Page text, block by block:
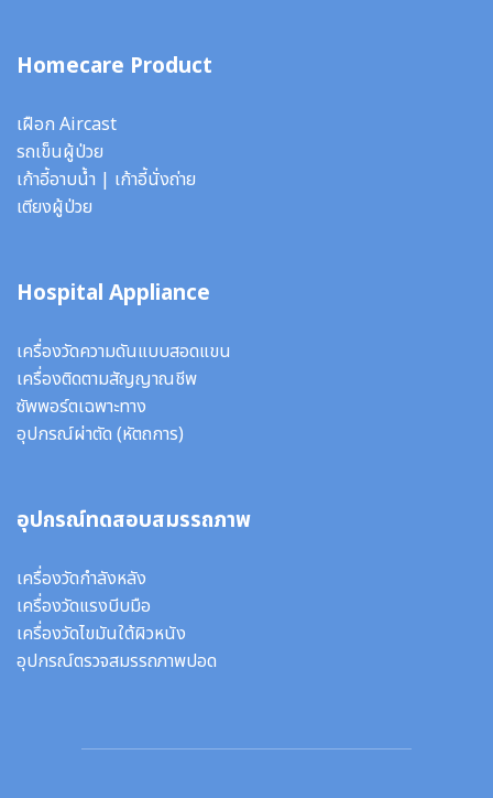
Homecare Product
เฝือก Aircast
รถเข็นผู้ป่วย
เก้าอี้อาบน้ำ | เก้าอี้นั่งถ่าย
เตียงผู้ป่วย
Hospital Appliance
เครื่องวัดความดันแบบสอดแขน
เครื่องติดตามสัญญาณชีพ
ซัพพอร์ตเฉพาะทาง
อุปกรณ์ผ่าตัด (หัตถการ)
อุปกรณ์ทดสอบสมรรถภาพ
เครื่องวัดกำลังหลัง
เครื่องวัดแรงบีบมือ
เครื่องวัดไขมันใต้ผิวหนัง
อุปกรณ์ตรวจสมรรถภาพปอด